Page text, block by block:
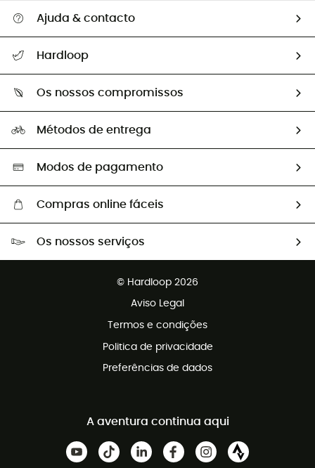
Ajuda & contacto
Devoluções e reembolsos
Guia de tamanhos
Trocas & Devoluções
Hardloop
Os nossos embaixadores
Os nossos compromissos
Seleção eco-responsável
Métodos de entrega
Modos de pagamento
Compras online fáceis
Devoluções gratuitas em 100 dias
Os nossos serviços
© Hardloop 2026
Aviso Legal
Termos e condições
Politica de privacidade
Preferências de dados
A aventura continua aqui